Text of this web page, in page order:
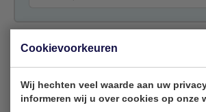
Voorraadkleur
RAL 5013
Cookievoorkeuren
Wij hechten veel waarde aan uw
informeren wij u over cookies op onze